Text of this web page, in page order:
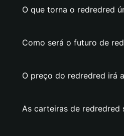
O que torna o redredred
Como será o futuro de
O preço do redredred irá
As carteiras de redredred